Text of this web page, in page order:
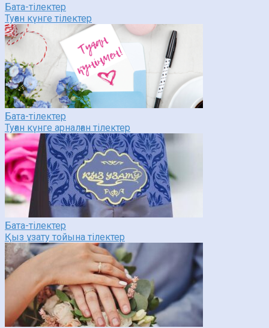
Бата-тілектер
Туған күнге тілектер
Бата-тілектер
Туған күнге арналған тілектер
Бата-тілектер
Қыз ұзату тойына тілектер